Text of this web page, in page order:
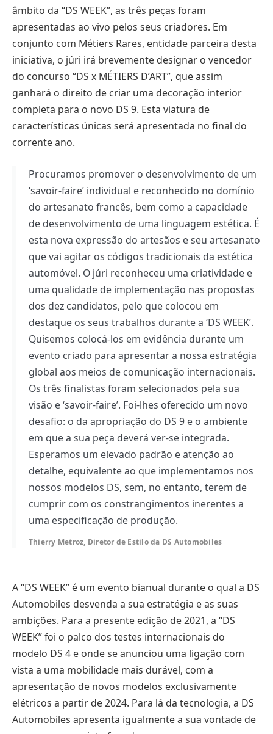
âmbito da “DS WEEK”, as três peças foram
apresentadas ao vivo pelos seus criadores. Em
conjunto com Métiers Rares, entidade parceira desta
iniciativa, o júri irá brevemente designar o vencedor
do concurso “DS x MÉTIERS D’ART”, que assim
ganhará o direito de criar uma decoração interior
completa para o novo DS 9. Esta viatura de
características únicas será apresentada no final do
corrente ano.
Procuramos promover o desenvolvimento de um
‘savoir-faire’ individual e reconhecido no domínio
do artesanato francês, bem como a capacidade
de desenvolvimento de uma linguagem estética. É
esta nova expressão do artesãos e seu artesanato
que vai agitar os códigos tradicionais da estética
automóvel. O júri reconheceu uma criatividade e
uma qualidade de implementação nas propostas
dos dez candidatos, pelo que colocou em
destaque os seus trabalhos durante a ‘DS WEEK’.
Quisemos colocá-los em evidência durante um
evento criado para apresentar a nossa estratégia
global aos meios de comunicação internacionais.
Os três finalistas foram selecionados pela sua
visão e ‘savoir-faire’. Foi-lhes oferecido um novo
desafio: o da apropriação do DS 9 e o ambiente
em que a sua peça deverá ver-se integrada.
Esperamos um elevado padrão e atenção ao
detalhe, equivalente ao que implementamos nos
nossos modelos DS, sem, no entanto, terem de
cumprir com os constrangimentos inerentes a
uma especificação de produção.
Thierry Metroz, Diretor de Estilo da DS Automobiles
A “DS WEEK” é um evento bianual durante o qual a DS
Automobiles desvenda a sua estratégia e as suas
ambições. Para a presente edição de 2021, a “DS
WEEK” foi o palco dos testes internacionais do
modelo DS 4 e onde se anunciou uma ligação com
vista a uma mobilidade mais durável, com a
apresentação de novos modelos exclusivamente
elétricos a partir de 2024. Para lá da tecnologia, a DS
Automobiles apresenta igualmente a sua vontade de